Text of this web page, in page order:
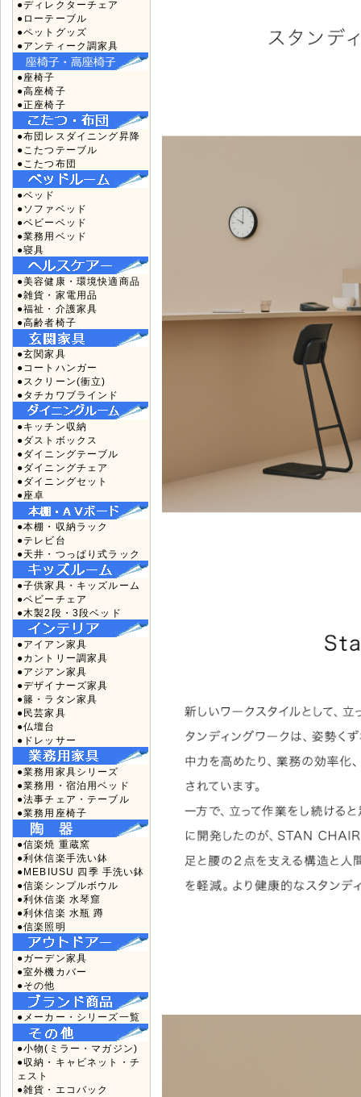
●ディレクターチェア
●ローテーブル
●ペットグッズ
●アンティーク調家具
●座椅子
●高座椅子
●正座椅子
●布団レスダイニング昇降
●こたつテーブル
●こたつ布団
●ベッド
●ソファベッド
●ベビーベッド
●業務用ベッド
●寝具
●美容健康・環境快適商品
●雑貨・家電用品
●福祉・介護家具
●高齢者椅子
●玄関家具
●コートハンガー
●スクリーン(衝立)
●タチカワブラインド
●キッチン収納
●ダストボックス
●ダイニングテーブル
●ダイニングチェア
●ダイニングセット
●座卓
●本棚・収納ラック
●テレビ台
●天井・つっぱり式ラック
●子供家具・キッズルーム
●ベビーチェア
●木製2段・3段ベッド
●アイアン家具
●カントリー調家具
●アジアン家具
●デザイナーズ家具
●籐・ラタン家具
●民芸家具
●仏壇台
●ドレッサー
●業務用家具シリーズ
●業務用・宿泊用ベッド
●法事チェア・テーブル
●業務用座椅子
●信楽焼 重蔵窯
●利休信楽手洗い鉢
●MEBIUSU 四季 手洗い鉢
●信楽シンプルボウル
●利休信楽 水琴窟
●利休信楽 水瓶 蹲
●信楽照明
●ガーデン家具
●室外機カバー
●その他
●メーカー・シリーズ一覧
●小物(ミラー・マガジン)
●収納・キャビネット・チ
ェスト
●雑貨・エコバック